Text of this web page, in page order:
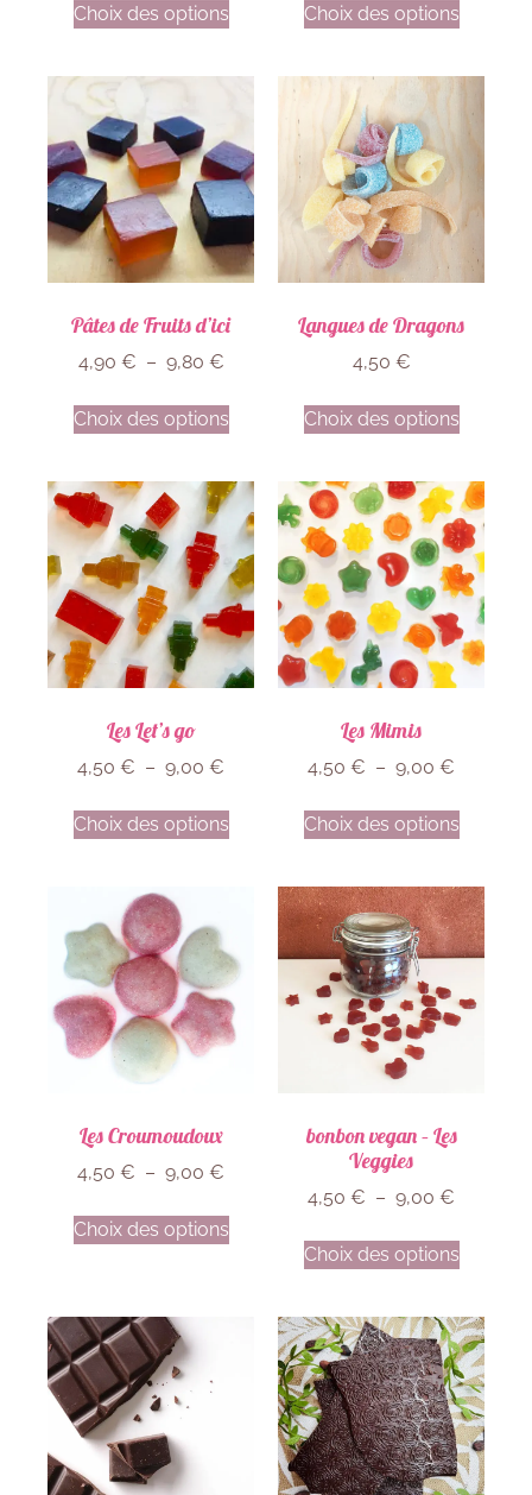
Choix des options Choix des options
Pâtes de Fruits d’ici
4,90 € – 9,80 €
Choix des options
Langues de Dragons
4,50 €
Choix des options
Les Let’s go
4,50 € – 9,00 €
Choix des options
Les Mimis
4,50 € – 9,00 €
Choix des options
Les Croumoudoux
4,50 € – 9,00 €
Choix des options
bonbon vegan – Les
Veggies
4,50 € – 9,00 €
Choix des options